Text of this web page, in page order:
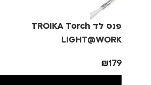
מותגים
מתאים ל
פנס לד TROIKA Torch
LIGHT@WORK
₪179